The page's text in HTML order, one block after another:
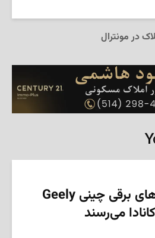
در مونترال
نخستین خودروهای برقی چینی Geely
می‌رسند